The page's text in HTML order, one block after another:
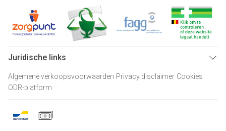
Juridische links
Algemene verkoopsvoorwaarden Privacy disclaimer Cookies
ODR-platform